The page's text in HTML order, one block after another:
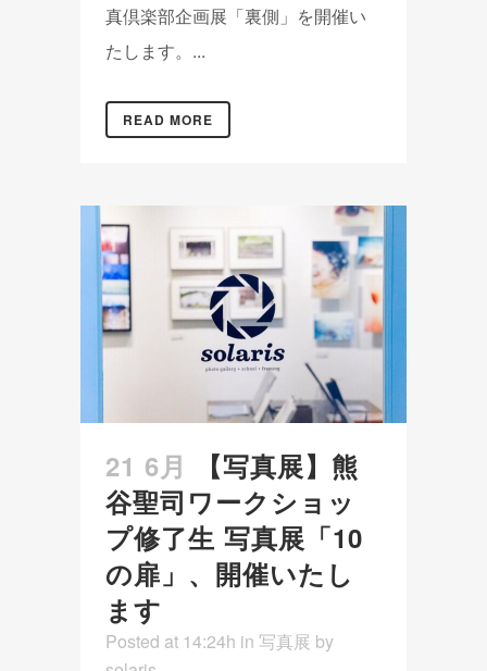
真倶楽部企画展「裏側」を開催い
たします。...
READ MORE
21 6月
【写真展】熊
谷聖司ワークショッ
プ修了生 写真展「10
の扉」、開催いたし
ます
Posted at 14:24h in 写真展 by